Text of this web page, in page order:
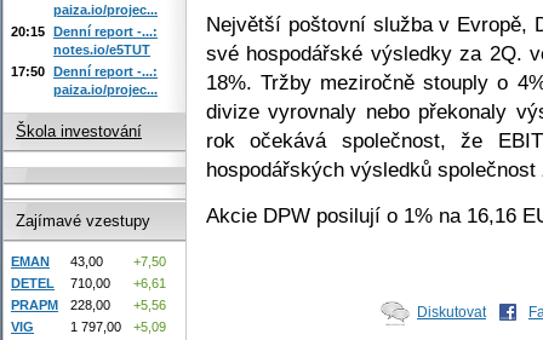
Největší poštovní služba v Evropě,
své hospodářské výsledky za 2Q.
18%. Tržby meziročně stouply o
divize vyrovnaly nebo překonaly
rok očekává společnost, že
hospodářských výsledků
Akcie DPW posilují o 1% na 16,16
Diskutovat
paiza.io/projec...
20:15 Denní report -...:
notes.io/e5TUT
17:50 Denní report -...:
paiza.io/projec...
Škola investování
Zajímavé vzestupy
EMAN 43,00
+7,50
DETEL
710,00
+6,61
PRAPM
228,00
+5,56
VIG
1 797,00
+5,09